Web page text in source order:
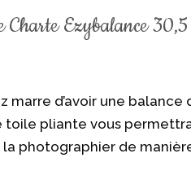
Charte Ezybalance
marre d’avoir une
pliante vous
photographier de